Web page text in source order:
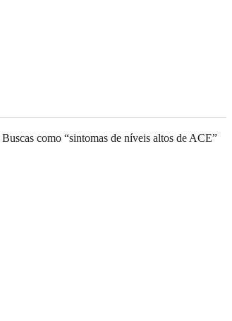
como “sintomas de níveis altos de ACE”